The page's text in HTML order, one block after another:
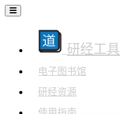
研经工具
电子图书馆
研经资源